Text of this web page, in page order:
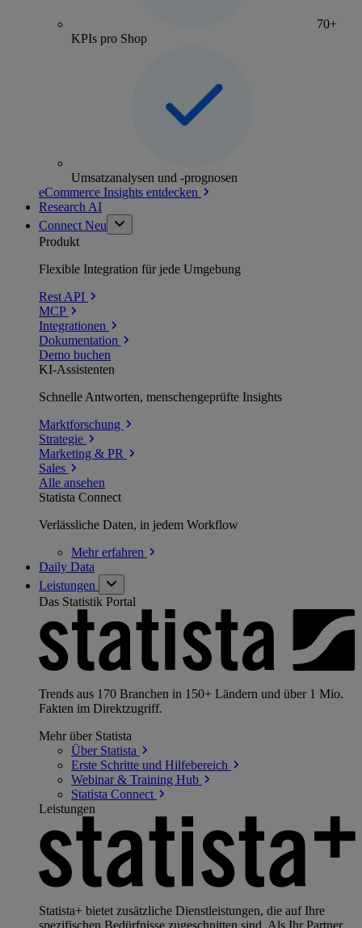
70+
KPIs pro Shop
Umsatzanalysen und -prognosen
eCommerce Insights entdecken
Research AI
Connect Neu
Produkt
Flexible Integration für jede Umgebung
Rest API
MCP
Integrationen
Dokumentation
Demo buchen
KI-Assistenten
Schnelle Antworten, menschengeprüfte Insights
Marktforschung
Strategie
Marketing & PR
Sales
Alle ansehen
Statista Connect
Verlässliche Daten, in jedem Workflow
Mehrerfahren
Daily Data
Leistungen
Das Statistik Portal
Trends aus 170 Branchen in 150+ Ländern und über 1 Mio.
Fakten im Direktzugriff.
Mehr über Statista
Über Statista
Erste Schritte und Hilfebereich
Webinar & Training Hub
Statista Connect
Leistungen
Statista+ bietet zusätzliche Dienstleistungen, die auf Ihre
spezifischen Bedürfnisse zugeschnitten sind. Als Ihr Partner